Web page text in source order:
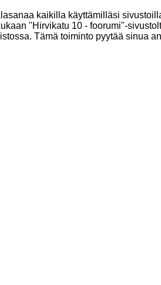
kaikilla käyttämilläsi
"Hirvikatu 10 - foorumi"-
Tämä toiminto pyytää sinua